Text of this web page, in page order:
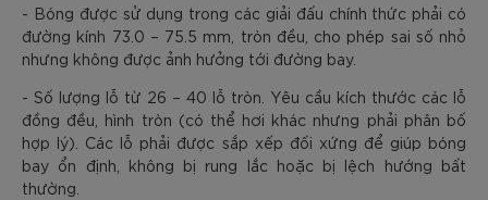
- Bóng được sử dụng trong các giải đấu chính thức phải có
đường kính 73.0 – 75.5 mm, tròn đều, cho phép sai số nhỏ
nhưng không được ảnh hưởng tới đường bay.
- Số lượng lỗ từ 26 – 40 lỗ tròn. Yêu cầu kích thước các lỗ
đồng đều, hình tròn (có thể hơi khác nhưng phải phân bố
hợp lý). Các lỗ phải được sắp xếp đối xứng để giúp bóng
bay ổn định, không bị rung lắc hoặc bị lệch hướng bất
thường.